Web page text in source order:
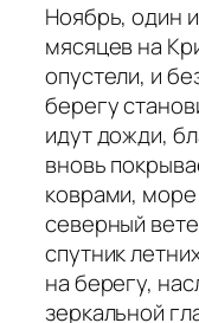
Ноябрь, один
мясяцев на
опустели, и
берегу
идут дожди,
вновь
коврами, море
северный
спутник
на берегу,
зеркальной